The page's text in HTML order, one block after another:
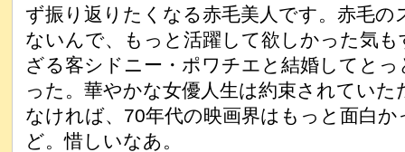
ず振り返りたくなる赤毛美人です。赤毛の
ないんで、もっと活躍して欲しかった気
ざる客シドニー・ポワチエと結婚してと
った。華やかな女優人生は約束されていた
なければ、70年代の映画界はもっと面白
ど。惜しいなあ。